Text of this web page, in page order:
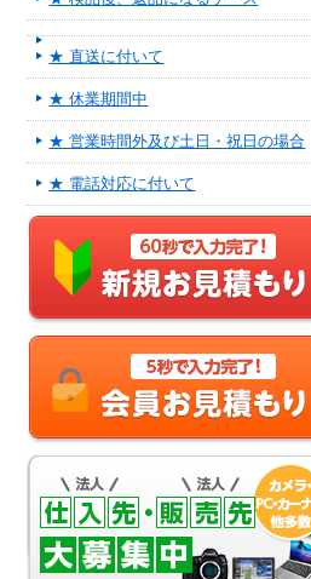
★ 直送に付いて
★ 休業期間中
★ 営業時間外及び土日・祝日の場合
★ 電話対応に付いて